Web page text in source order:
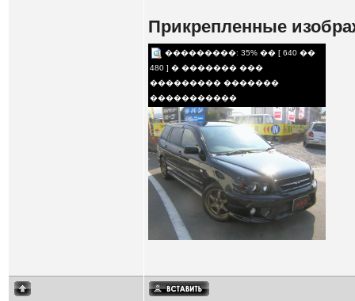
Прикрепленные
���������: 35% �� [ 640 ��
480 ] � ������� ���
��������� �������
�����������